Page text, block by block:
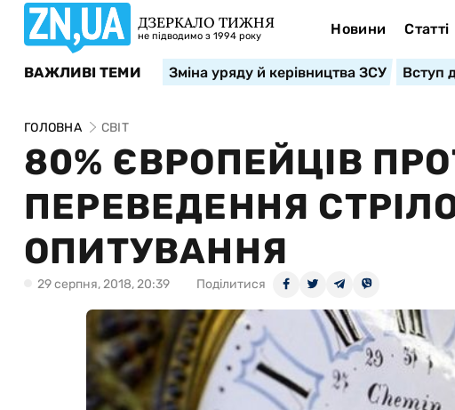
ДЗЕРКАЛО ТИЖНЯ
не підводимо з 1994 року Новини Статті
ВАЖЛИВІ ТЕМИ Зміна уряду й керівництва ЗСУ Вступ
ГОЛОВНА СВІТ
80% ЄВРОПЕЙЦІВ
ПЕРЕВЕДЕННЯ
ОПИТУВАННЯ
29 серпня, 2018, 20:39 Поділитися